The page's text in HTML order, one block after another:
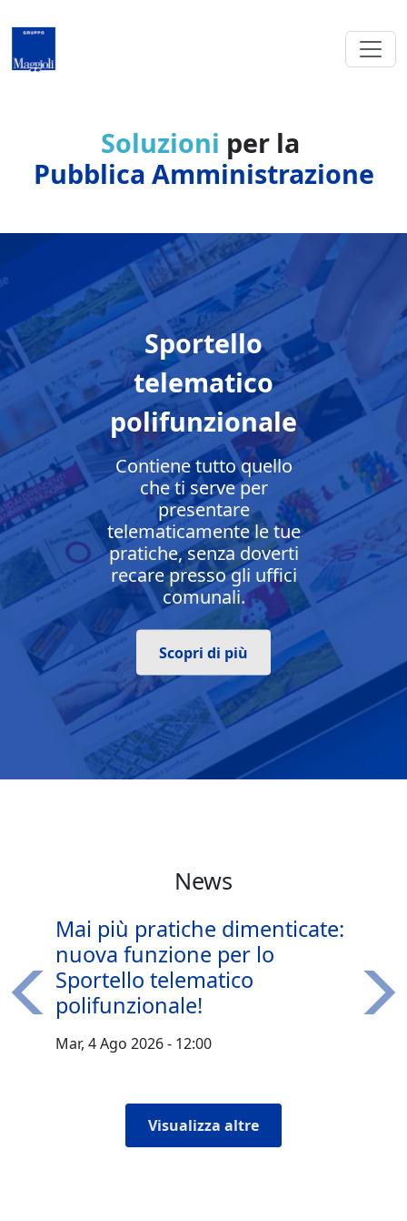
Soluzioni per la
Pubblica Amministrazione
Sportello
telematico
polifunzionale
Contiene tutto quello
che ti serve per
presentare
telematicamente le tue
pratiche, senza doverti
recare presso gli uffici
comunali.
Scopri di più
News
Mai più pratiche dimenticate:
nuova funzione per lo
Sportello telematico
polifunzionale!
Mar, 4 Ago 2026 - 12:00
Precedente
Visualizza altre